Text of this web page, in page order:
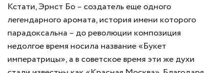
Кстати, Эрнст Бо – создатель еще одного
легендарного аромата, история имени которого
парадоксальна – до революции композиция
недолгое время носила название «Букет
императрицы», а в советское время эти же духи